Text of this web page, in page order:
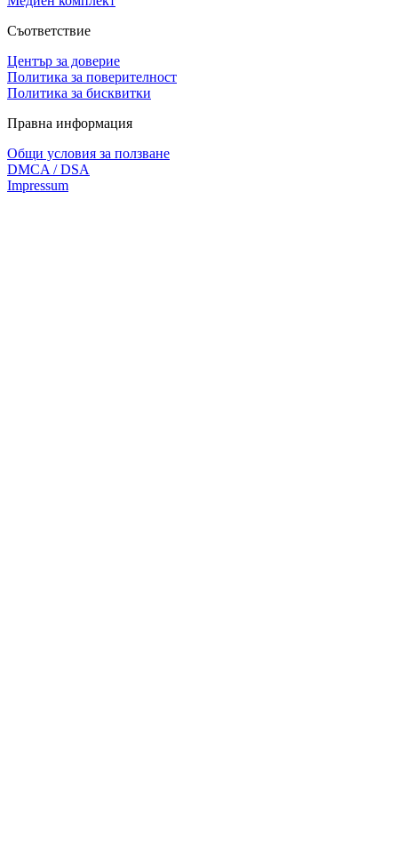
Съответствие
Център за доверие
Политика за поверителност
Политика за бисквитки
Правна информация
Общи условия за ползване
DMCA / DSA
Impressum